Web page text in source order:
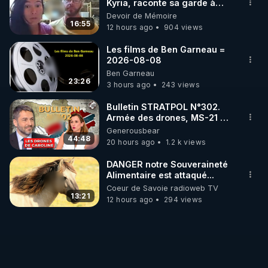
Source de l'extrait :
https://crowdbunker.com/v/SOAngttF
52mn 14s)
Tous les jeudis soirs à 21h se tient la réunion
publique du Conseil Scientifique Indépendant (CSI).
Ce conseil réunit des scientifiques, chercheurs et
soignants indépendants et leurs invités. Il a été créé
pour offrir une vision objective et rigoureuse de la
situation sanitaire actuelle, sans aucun conflit
d’intérêts, dans le but d’informer loyalement la
population sur les meilleurs choix à faire.
Vous pouvez retrouver les différents Lives sur la
page https://reinfocovid.fr/videos/
16:55
Kyria, raconte sa garde à
vue musclée. PARTAGEZ!
Devoir de Mémoire
12 hours ago
904 views
23:26
Les films de Ben Garneau =
2026-08-08
Ben Garneau
3 hours ago
243 views
44:48
Bulletin STRATPOL N°302.
Armée des drones, MS-21 en
série, missiles coréens.
07.08.2026.
Generousbear
20 hours ago
1.2 k views
13:21
DANGER notre Souveraineté
Alimentaire est attaqué...
Coeur de Savoie radioweb TV
12 hours ago
294 views